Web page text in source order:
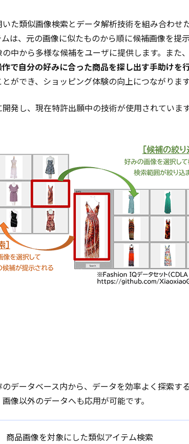
た類似画像検索とデータ解析技術を組み合わせ
は、元の画像に似たものから順に候補画像を提
中から多様な候補をユーザに提供します。また
で自分の好みに合った商品を探し出す手助けを行
ができ、ショッピング体験の向上につながります
発し、現在特許出願中の技術が使用されていま
データベース内から、データを効率よく探索す
像以外のデータへも応用が可能です。
商品画像を対象にした類似アイテム検索